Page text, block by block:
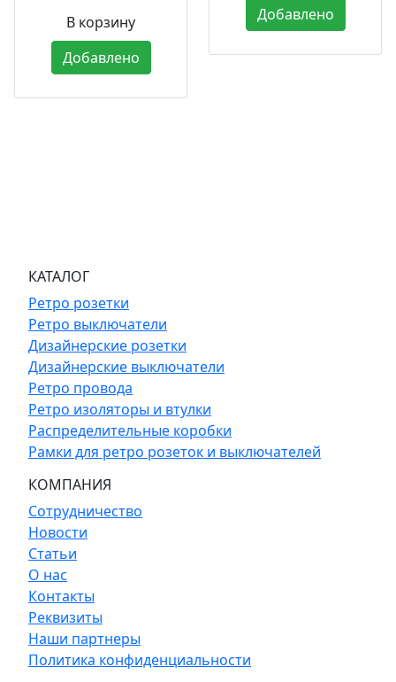
В корзину
Добавлено
Добавлено
КАТАЛОГ
Ретро розетки
Ретро выключатели
Дизайнерские розетки
Дизайнерские выключатели
Ретро провода
Ретро изоляторы и втулки
Распределительные коробки
Рамки для ретро розеток и выключателей
КОМПАНИЯ
Сотрудничество
Новости
Статьи
О нас
Контакты
Реквизиты
Наши партнеры
Политика конфиденциальности